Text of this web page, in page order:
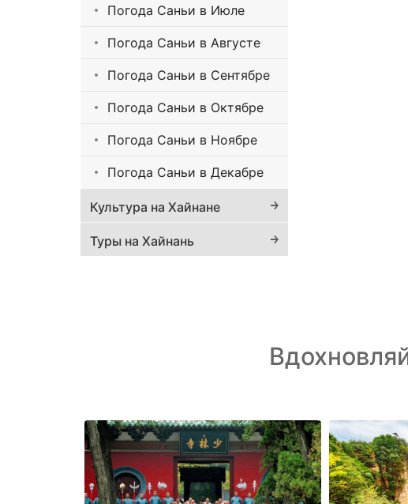
Погода Саньи в Июле
Погода Саньи в Августе
Погода Саньи в Сентябре
Погода Саньи в Октябре
Погода Саньи в Ноябре
Погода Саньи в Декабре
Культура на Хайнане
Туры на Хайнань